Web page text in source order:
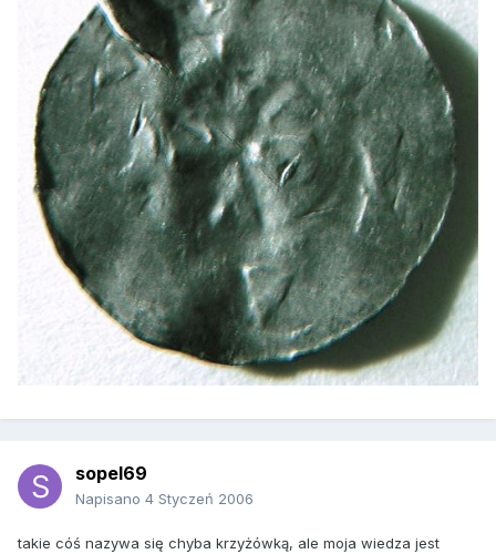
sopel69
Napisano 4 Styczeń 2006
takie cóś nazywa się chyba krzyżówką, ale moja wiedza jest